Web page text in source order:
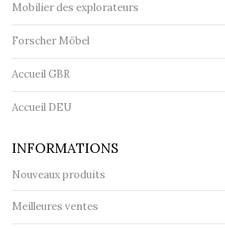
Mobilier des explorateurs
Forscher Möbel
Accueil GBR
Accueil DEU
INFORMATIONS
Nouveaux produits
Meilleures ventes